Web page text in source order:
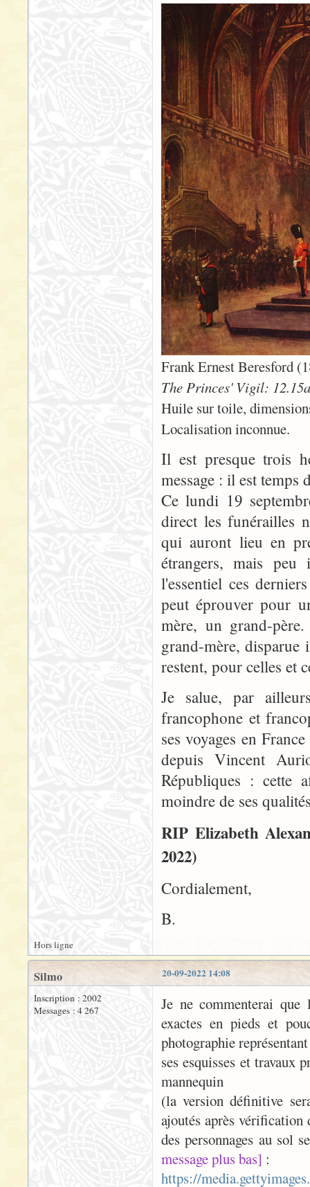
Frank Ernest Beresford
The Princes' Vigil:
Huile sur toile,
Localisation inconnue.
Il est presque trois
message : il est temps
Ce lundi 19
direct les funérailles
qui auront lieu en
étrangers, mais
l'essentiel ces
peut éprouver pour
mère, un grand-
grand-mère, disparue
restent, pour celles et
Je salue, par
francophone et
ses voyages en
depuis Vincent
Républiques : cette
moindre de ses
RIP Elizabeth
2022)
Cordialement,
B.
Hors ligne
20-09-2022 14:08
Silmo
Inscription : 2002
Messages : 4 267
Je ne commenterai
exactes en pieds et
photographie
ses esquisses et travaux
mannequin
(la version définitive
ajoutés après vérification
des personnages au sol
message plus bas] :
https://